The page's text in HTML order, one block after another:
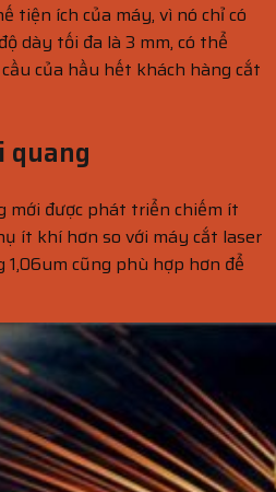
tiện ích của máy, vì nó chỉ có
dày tối đa là 3 mm, có thể
của hầu hết khách hàng cắt
quang
mới được phát triển chiếm ít
ít khí hơn so với máy cắt laser
1,06um cũng phù hợp hơn để